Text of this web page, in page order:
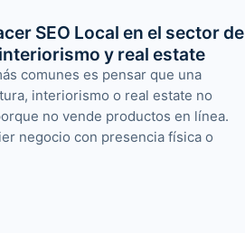
SEO Local en el sector de
y real estate
comunes es pensar que una
interiorismo o real estate no
no vende productos en línea.
negocio con presencia física o